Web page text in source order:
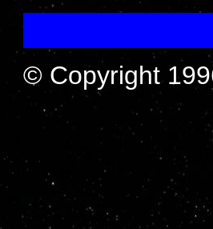
© Copyright